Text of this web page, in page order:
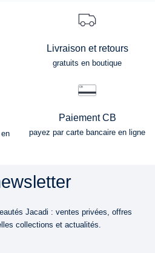
Livraison et retours
gratuits en boutique
Paiement CB
payez par carte bancaire en ligne
Jacadi : ventes privées, offres
collections et actualités.